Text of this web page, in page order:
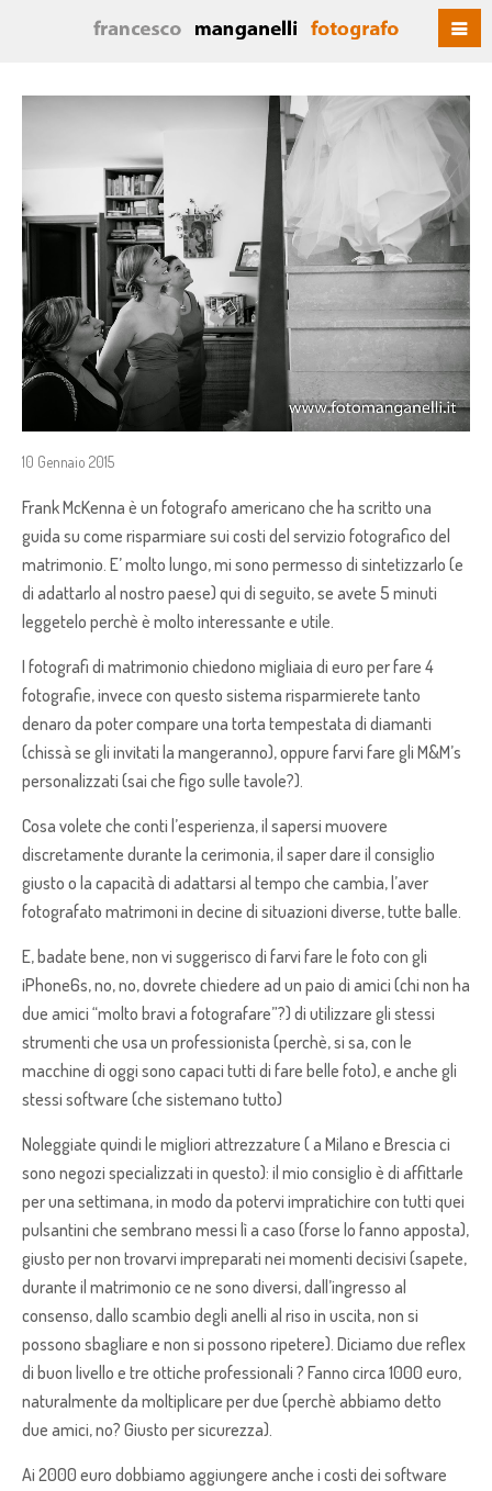
10 Gennaio 2015
Frank McKenna è un fotografo americano che ha scritto una
guida su come risparmiare sui costi del servizio fotografico del
matrimonio. E’ molto lungo, mi sono permesso di sintetizzarlo (e
di adattarlo al nostro paese) qui di seguito, se avete 5 minuti
leggetelo perchè è molto interessante e utile.
I fotografi di matrimonio chiedono migliaia di euro per fare 4
fotografie, invece con questo sistema risparmierete tanto
denaro da poter compare una torta tempestata di diamanti
(chissà se gli invitati la mangeranno), oppure farvi fare gli M&M’s
personalizzati (sai che figo sulle tavole?).
Cosa volete che conti l’esperienza, il sapersi muovere
discretamente durante la cerimonia, il saper dare il consiglio
giusto o la capacità di adattarsi al tempo che cambia, l’aver
fotografato matrimoni in decine di situazioni diverse, tutte balle.
E, badate bene, non vi suggerisco di farvi fare le foto con gli
iPhone6s, no, no, dovrete chiedere ad un paio di amici (chi non ha
due amici “molto bravi a fotografare”?) di utilizzare gli stessi
strumenti che usa un professionista (perchè, si sa, con le
macchine di oggi sono capaci tutti di fare belle foto), e anche gli
stessi software (che sistemano tutto)
Noleggiate quindi le migliori attrezzature ( a Milano e Brescia ci
sono negozi specializzati in questo): il mio consiglio è di affittarle
per una settimana, in modo da potervi impratichire con tutti quei
pulsantini che sembrano messi lì a caso (forse lo fanno apposta),
giusto per non trovarvi impreparati nei momenti decisivi (sapete,
durante il matrimonio ce ne sono diversi, dall’ingresso al
consenso, dallo scambio degli anelli al riso in uscita, non si
possono sbagliare e non si possono ripetere). Diciamo due reflex
di buon livello e tre ottiche professionali ? Fanno circa 1000 euro,
naturalmente da moltiplicare per due (perchè abbiamo detto
due amici, no? Giusto per sicurezza).
Ai 2000 euro dobbiamo aggiungere anche i costi dei software